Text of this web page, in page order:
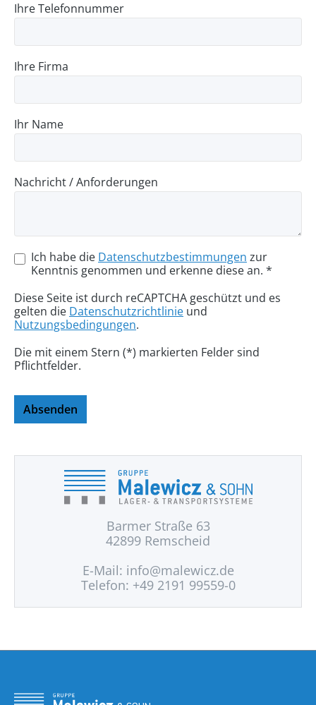
Ihre Telefonnummer
Ihre Firma
Ihr Name
Nachricht / Anforderungen
Ich habe die Datenschutzbestimmungen zur
Kenntnis genommen und erkenne diese an. *
Diese Seite ist durch reCAPTCHA geschützt und es
gelten die Datenschutzrichtlinie und
Nutzungsbedingungen.
Die mit einem Stern (*) markierten Felder sind
Pflichtfelder.
Absenden
Barmer Straße 63
42899 Remscheid
E-Mail: info@malewicz.de
Telefon: +49 2191 99559-0